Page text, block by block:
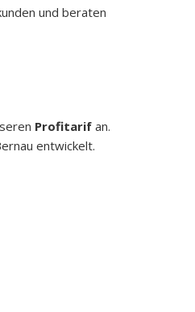
und beraten
Profitarifan.
entwickelt.